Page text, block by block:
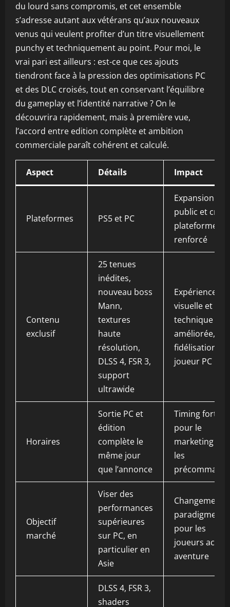
du lourd sans compromis, et cet ensemble
s’adresse autant aux vétérans qu’aux nouveaux
venus qui veulent profiter d’un titre visuellement
punchy et techniquement au point. Pour moi, le
vrai pari est ailleurs : est-ce que ces ajouts
tiendront face à la pression des optimisations PC
et des DLC croisés, tout en conservant l’équilibre
du gameplay et l’identité narrative ? On le
découvrira rapidement, mais à première vue,
l’accord entre edition complète et ambition
commerciale paraît cohérent et calculé.
Aspect Détails Impact
Plateformes PS5 et PC
Expansion du
public et
plateforme
renforcé
Contenu
exclusif
25 tenues
inédites,
nouveau boss
Mann,
textures
haute
résolution,
DLSS 4, FSR 3,
support
ultrawide
Expérience
visuelle et
technique
améliorée,
fidélisation du
joueur PC
Horaires
Sortie PC et
édition
complète le
même jour
que l’annonce
Timing fort
pour le
marketing et
les
Objectif
marché
Viser des
performances
supérieures
sur PC, en
particulier en
Asie
Changement
paradigme
pour les
joueurs
aventure
DLSS 4, FSR 3,
shaders